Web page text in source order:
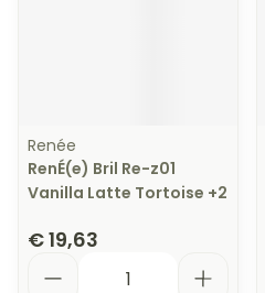
Renée
RenÉ(e) Bril Re-z01
Vanilla Latte Tortoise +2
€ 19,63